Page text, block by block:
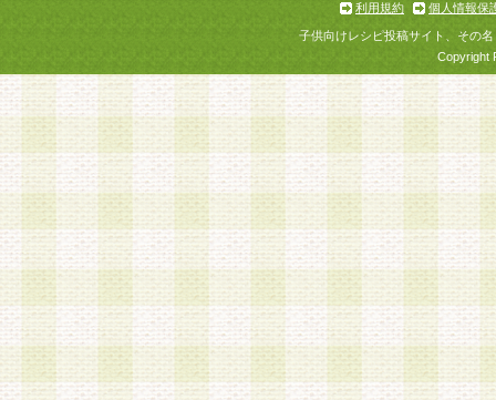
利用規約
個人情報保
子供向けレシピ投稿サイト、その
Copyright